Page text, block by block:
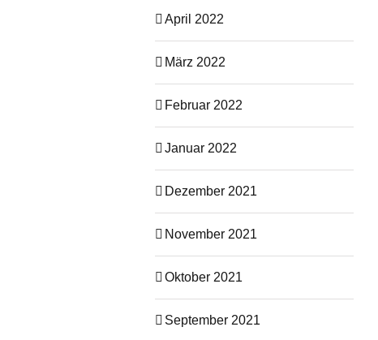
April 2022
März 2022
Februar 2022
Januar 2022
Dezember 2021
November 2021
Oktober 2021
September 2021